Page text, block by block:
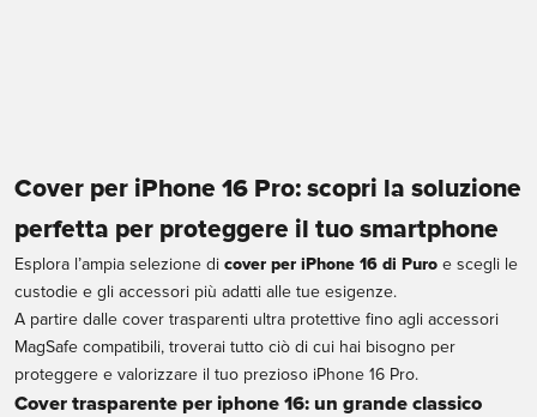
Cover per iPhone 16 Pro: scopri la soluzione
perfetta per proteggere il tuo smartphone
Esplora l’ampia selezione di cover per iPhone 16 di Puro e scegli le
custodie e gli accessori più adatti alle tue esigenze.
A partire dalle cover trasparenti ultra protettive fino agli accessori
MagSafe compatibili, troverai tutto ciò di cui hai bisogno per
proteggere e valorizzare il tuo prezioso iPhone 16 Pro.
Cover trasparente per iphone 16: un grande classico